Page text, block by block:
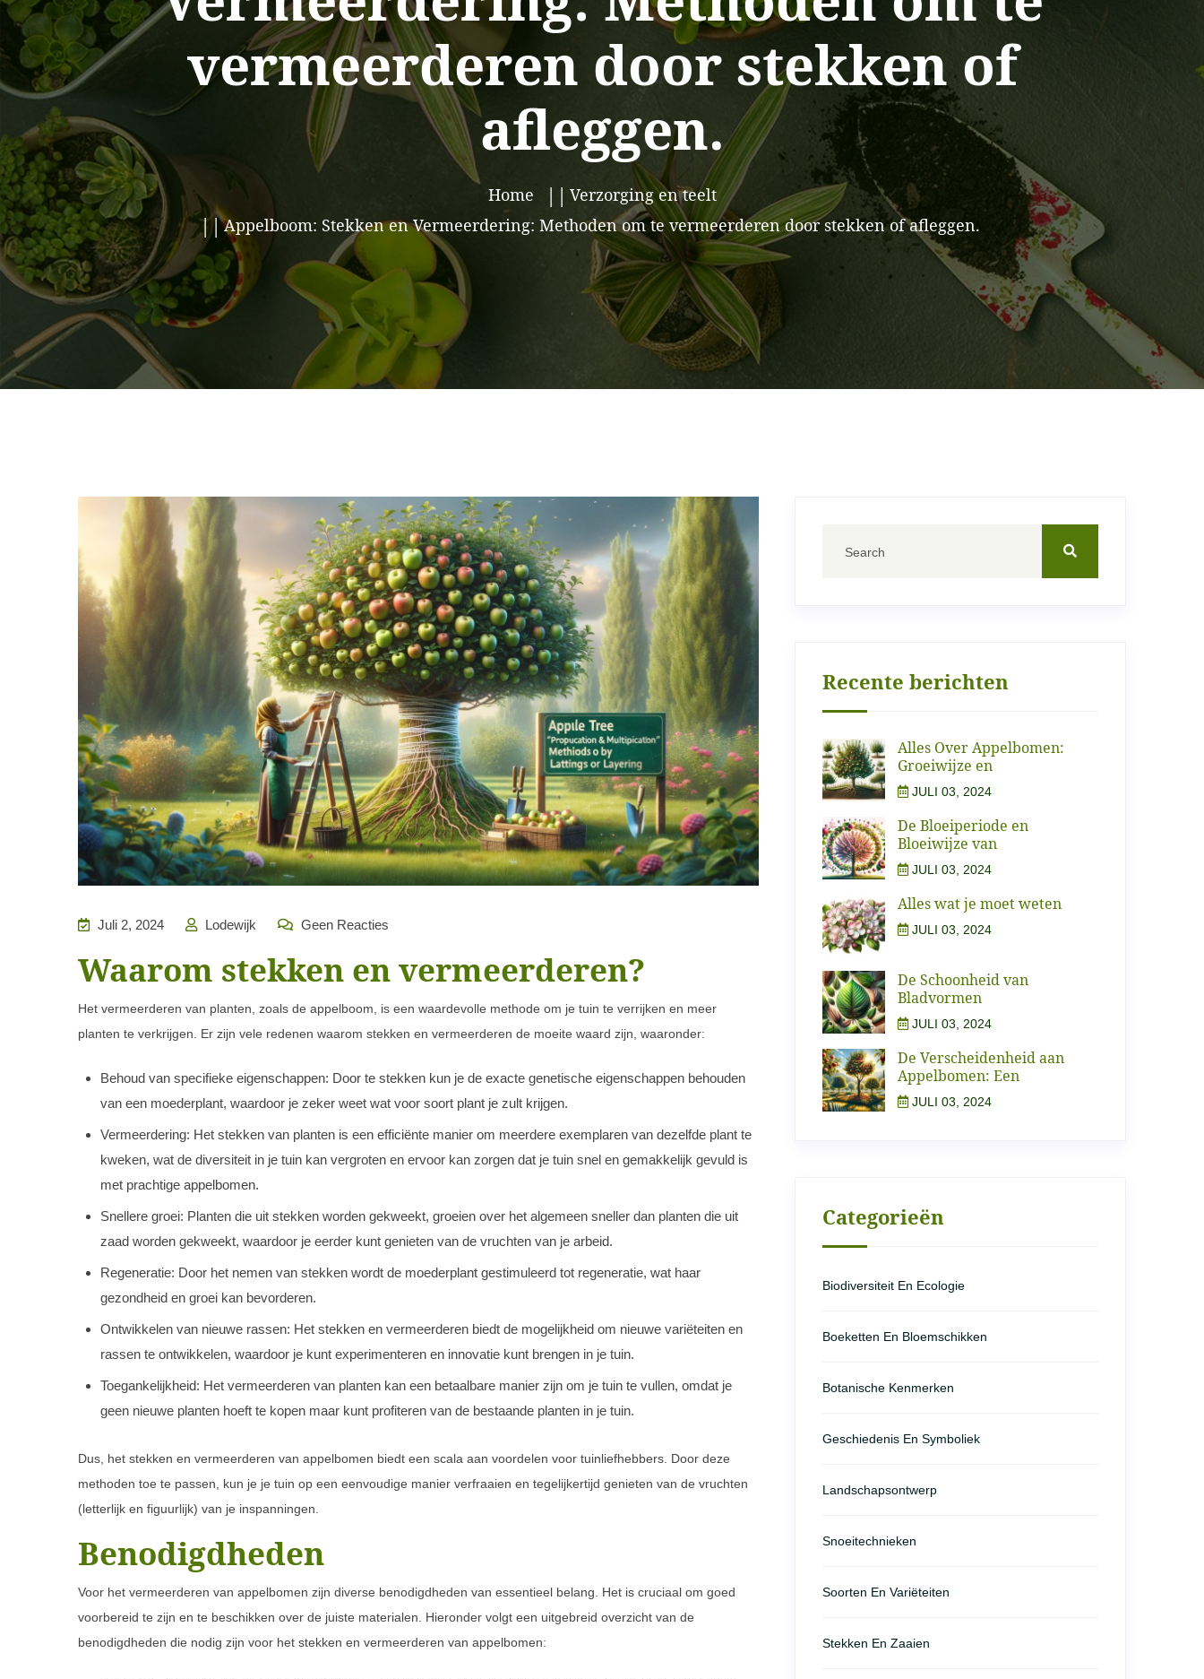
vermeerderen door stekken of
afleggen.
Home
Verzorging en teelt
Appelboom: Stekken en Vermeerdering: Methoden om te vermeerderen door stekken of afleggen.
Juli 2, 2024 Lodewijk Geen Reacties
Waarom stekken en vermeerderen?
Het vermeerderen van planten, zoals de appelboom, is een waardevolle methode om je tuin te verrijken en meer
planten te verkrijgen. Er zijn vele redenen waarom stekken en vermeerderen de moeite waard zijn, waaronder:
Behoud van specifieke eigenschappen: Door te stekken kun je de exacte genetische eigenschappen behouden
van een moederplant, waardoor je zeker weet wat voor soort plant je zult krijgen.
Vermeerdering: Het stekken van planten is een efficiënte manier om meerdere exemplaren van dezelfde plant te
kweken, wat de diversiteit in je tuin kan vergroten en ervoor kan zorgen dat je tuin snel en gemakkelijk gevuld is
met prachtige appelbomen.
Snellere groei: Planten die uit stekken worden gekweekt, groeien over het algemeen sneller dan planten die uit
zaad worden gekweekt, waardoor je eerder kunt genieten van de vruchten van je arbeid.
Regeneratie: Door het nemen van stekken wordt de moederplant gestimuleerd tot regeneratie, wat haar
gezondheid en groei kan bevorderen.
Ontwikkelen van nieuwe rassen: Het stekken en vermeerderen biedt de mogelijkheid om nieuwe variëteiten en
rassen te ontwikkelen, waardoor je kunt experimenteren en innovatie kunt brengen in je tuin.
Toegankelijkheid: Het vermeerderen van planten kan een betaalbare manier zijn om je tuin te vullen, omdat je
geen nieuwe planten hoeft te kopen maar kunt profiteren van de bestaande planten in je tuin.
Dus, het stekken en vermeerderen van appelbomen biedt een scala aan voordelen voor tuinliefhebbers. Door deze
methoden toe te passen, kun je je tuin op een eenvoudige manier verfraaien en tegelijkertijd genieten van de vruchten
(letterlijk en figuurlijk) van je inspanningen.
Benodigdheden
Voor het vermeerderen van appelbomen zijn diverse benodigdheden van essentieel belang. Het is cruciaal om goed
voorbereid te zijn en te beschikken over de juiste materialen. Hieronder volgt een uitgebreid overzicht van de
benodigdheden die nodig zijn voor het stekken en vermeerderen van appelbomen:
Recente berichten
Alles Over Appelbomen:
Groeiwijze en
JULI 03, 2024
De Bloeiperiode en
Bloeiwijze van
JULI 03, 2024
Alles wat je moet weten
JULI 03, 2024
De Schoonheid van
Bladvormen
JULI 03, 2024
De Verscheidenheid aan
Appelbomen: Een
JULI 03, 2024
Categorieën
Biodiversiteit En Ecologie
Boeketten En Bloemschikken
Botanische Kenmerken
Geschiedenis En Symboliek
Landschapsontwerp
Snoeitechnieken
Soorten En Variëteiten
Stekken En Zaaien